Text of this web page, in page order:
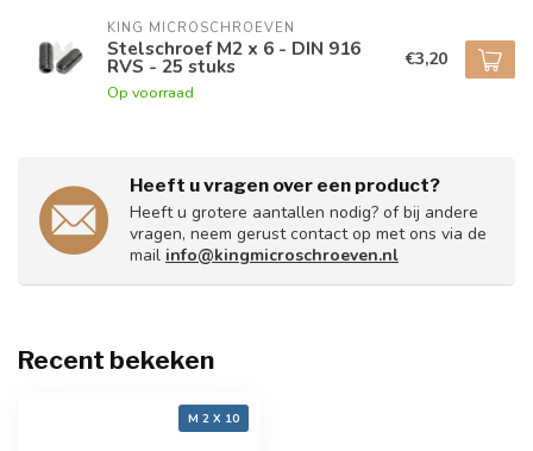
KING MICROSCHROEVEN
Stelschroef M2 x 6 - DIN 916
RVS - 25 stuks
Op voorraad
€3,20
Heeft u vragen over een product?
Heeft u grotere aantallen nodig? of bij andere
vragen, neem gerust contact op met ons via de
mail info@kingmicroschroeven.nl
Recent bekeken
M 2 X 10